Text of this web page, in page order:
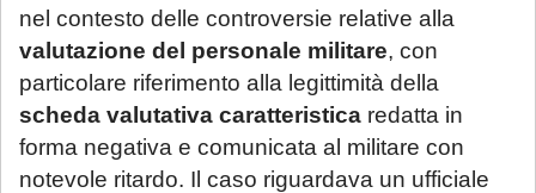
nel contesto delle controversie relative alla
valutazione del personale militare, con
particolare riferimento alla legittimità della
scheda valutativa caratteristica redatta in
forma negativa e comunicata al militare con
notevole ritardo. Il caso riguardava un ufficiale